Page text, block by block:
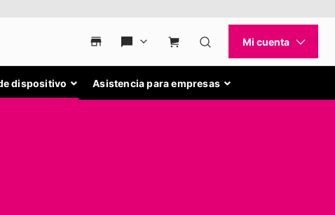
dispositivo Asistencia para empresas